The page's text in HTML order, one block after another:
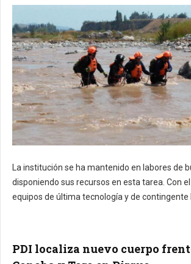
La institución se ha mantenido en labores de
disponiendo sus recursos en esta tarea. Con
equipos de última tecnología y de contingente
PDI localiza nuevo cuerpo